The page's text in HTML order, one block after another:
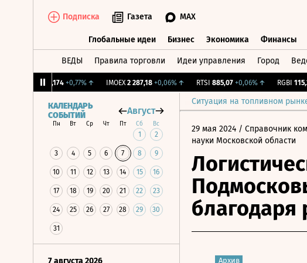
Подписка Газета MAX
Глобальные идеи Бизнес Экономика Финансы
ВЕДЫ Правила торговли Идеи управления Город
12,174 +0,77%↑ IMOEX 2 287,18 +0,06%↑ RTSI 885,07 +0,06%↑ RGBI 115,26
Ситуация на топливном
КАЛЕНДАРЬ
СОБЫТИЙ
Август
Пн Вт Ср Чт Пт Сб Вс
1 2
3 4 5 6 7 8 9
10 11 12 13 14 15 16
17 18 19 20 21 22 23
24 25 26 27 28 29 30
31
7 августа 2026
29 мая 2024 / Справочник
науки Московской области
благодаря
Архив